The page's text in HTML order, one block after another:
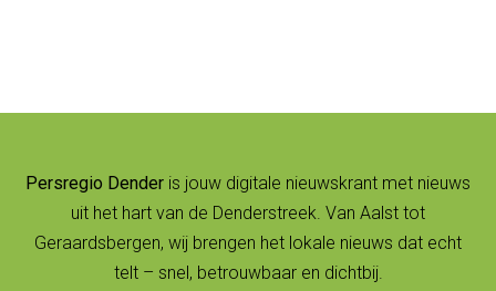
Persregio Dender is jouw digitale nieuwskrant met nieuws
uit het hart van de Denderstreek. Van Aalst tot
Geraardsbergen, wij brengen het lokale nieuws dat echt
telt – snel, betrouwbaar en dichtbij.